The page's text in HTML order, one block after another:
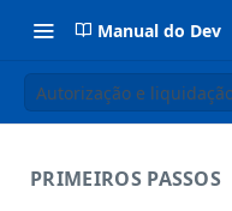
Manual do Dev
Autorização e
PRIMEIROS PASSOS